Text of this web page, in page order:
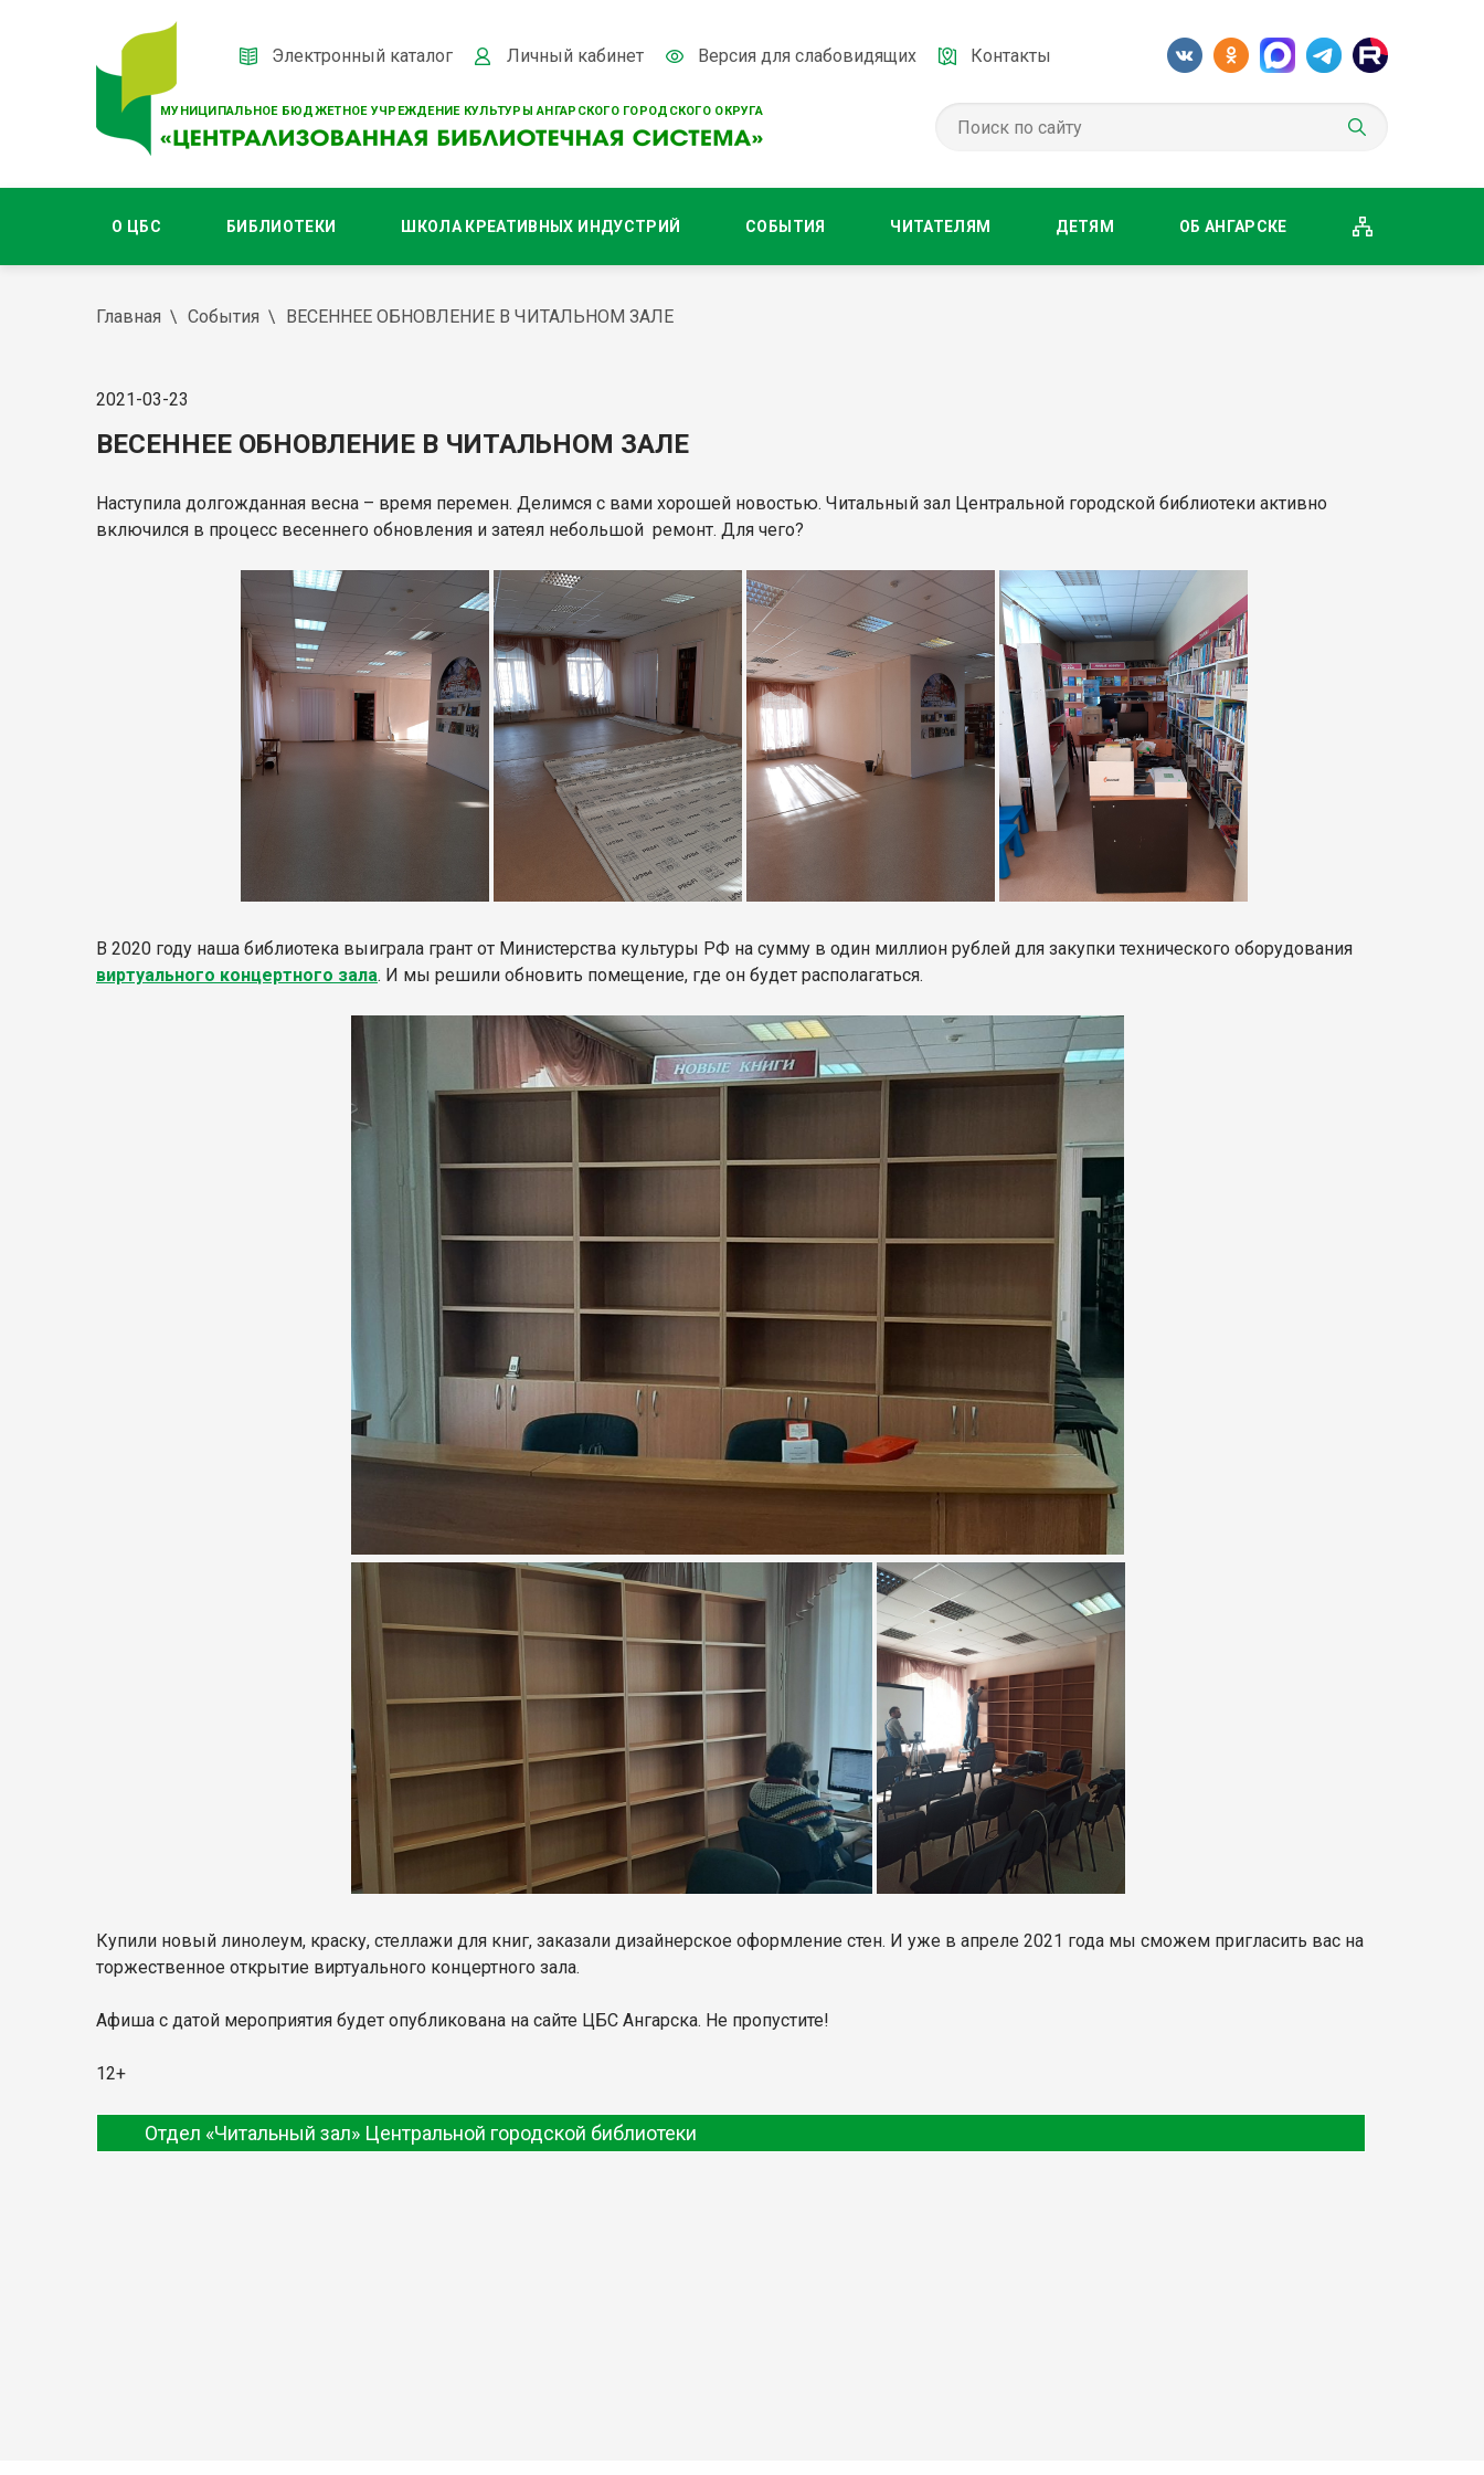
МУНИЦИПАЛЬНОЕ БЮДЖЕТНОЕ УЧРЕЖДЕНИЕ КУЛЬТУРЫ АНГАРСКОГО ГОРОДСКОГО ОКРУГА
Электронный каталог Личный кабинет Версия для слабовидящих Контакты
О ЦБС БИБЛИОТЕКИ ШКОЛА КРЕАТИВНЫХ ИНДУСТРИЙ СОБЫТИЯ ЧИТАТЕЛЯМ ДЕТЯМ ОБ АНГАРСКЕ
Главная События ВЕСЕННЕЕ ОБНОВЛЕНИЕ В ЧИТАЛЬНОМ ЗАЛЕ
2021-03-23
ВЕСЕННЕЕ ОБНОВЛЕНИЕ В ЧИТАЛЬНОМ ЗАЛЕ
Наступила долгожданная весна – время перемен. Делимся с вами хорошей новостью. Читальный зал Центральной городской библиотеки активно
включился в процесс весеннего обновления и затеял небольшой ремонт. Для чего?
В 2020 году наша библиотека выиграла грант от Министерства культуры РФ на сумму в один миллион рублей для закупки технического оборудования
виртуального концертного зала. И мы решили обновить помещение, где он будет располагаться.
Купили новый линолеум, краску, стеллажи для книг, заказали дизайнерское оформление стен. И уже в апреле 2021 года мы сможем пригласить вас на
торжественное открытие виртуального концертного зала.
Афиша с датой мероприятия будет опубликована на сайте ЦБС Ангарска. Не пропустите!
12+
Отдел «Читальный зал» Центральной городской библиотеки